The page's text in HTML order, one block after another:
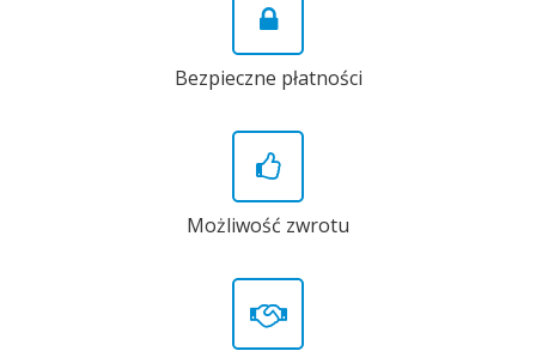
Bezpieczne płatności
Możliwość zwrotu